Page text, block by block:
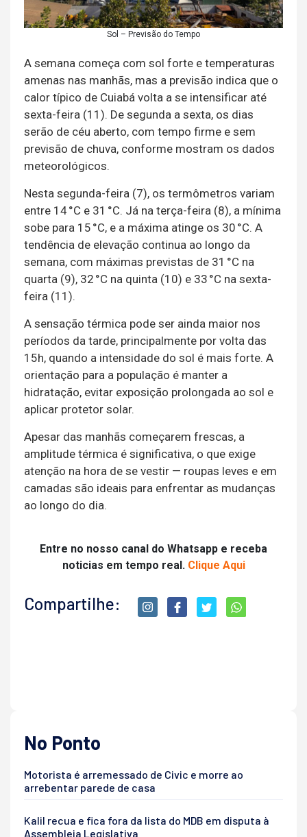
Sol – Previsão do Tempo
A semana começa com sol forte e temperaturas
amenas nas manhãs, mas a previsão indica que o
calor típico de Cuiabá volta a se intensificar até
sexta-feira (11). De segunda a sexta, os dias
serão de céu aberto, com tempo firme e sem
previsão de chuva, conforme mostram os dados
meteorológicos.
Nesta segunda-feira (7), os termômetros variam
entre 14 °C e 31 °C. Já na terça-feira (8), a mínima
sobe para 15 °C, e a máxima atinge os 30 °C. A
tendência de elevação continua ao longo da
semana, com máximas previstas de 31 °C na
quarta (9), 32 °C na quinta (10) e 33 °C na sexta-
feira (11).
A sensação térmica pode ser ainda maior nos
períodos da tarde, principalmente por volta das
15h, quando a intensidade do sol é mais forte. A
orientação para a população é manter a
hidratação, evitar exposição prolongada ao sol e
aplicar protetor solar.
Apesar das manhãs começarem frescas, a
amplitude térmica é significativa, o que exige
atenção na hora de se vestir — roupas leves e em
camadas são ideais para enfrentar as mudanças
ao longo do dia.
Entre no nosso canal do Whatsapp e receba
noticias em tempo real. Clique Aqui
Compartilhe:
No Ponto
Motorista é arremessado de Civic e morre ao
arrebentar parede de casa
Kalil recua e fica fora da lista do MDB em disputa à
Assembleia Legislativa